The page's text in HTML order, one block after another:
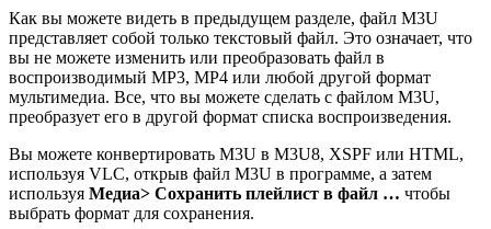
Как вы можете видеть в предыдущем разделе, файл M3U
представляет собой только текстовый файл. Это означает, что
вы не можете изменить или преобразовать файл в
воспроизводимый MP3, MP4 или любой другой формат
мультимедиа. Все, что вы можете сделать с файлом M3U,
преобразует его в другой формат списка воспроизведения.
Вы можете конвертировать M3U в M3U8, XSPF или HTML,
используя VLC, открыв файл M3U в программе, а затем
используя Медиа> Сохранить плейлист в файл … чтобы
выбрать формат для сохранения.